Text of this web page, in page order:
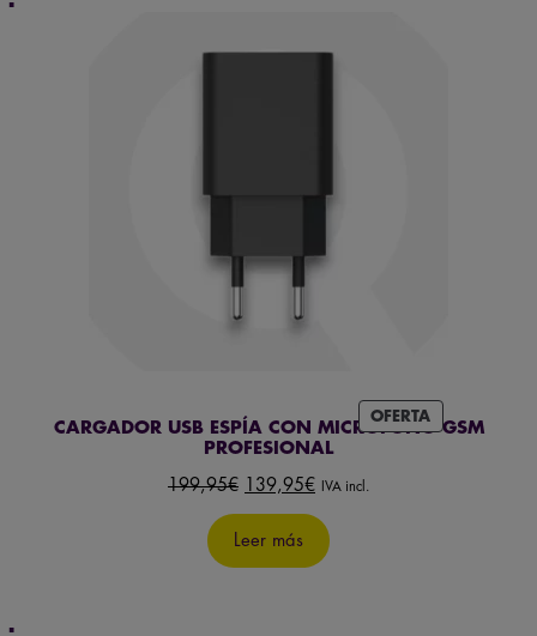
OFERTA
EN
CARGADOR USB ESPÍA CON MICRÓFONO GSM
PROFESIONAL
199,95€ El
precio
original
139,95€El
actual
es:
IVA incl.
Leer más